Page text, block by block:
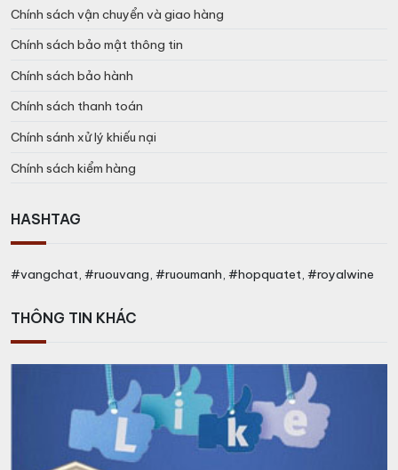
Chính sách vận chuyển và giao hàng
Chính sách bảo mật thông tin
Chính sách bảo hành
Chính sách thanh toán
Chính sánh xử lý khiếu nại
Chính sách kiểm hàng
HASHTAG
#vangchat, #ruouvang, #ruoumanh, #hopquatet, #royalwine
THÔNG TIN KHÁC